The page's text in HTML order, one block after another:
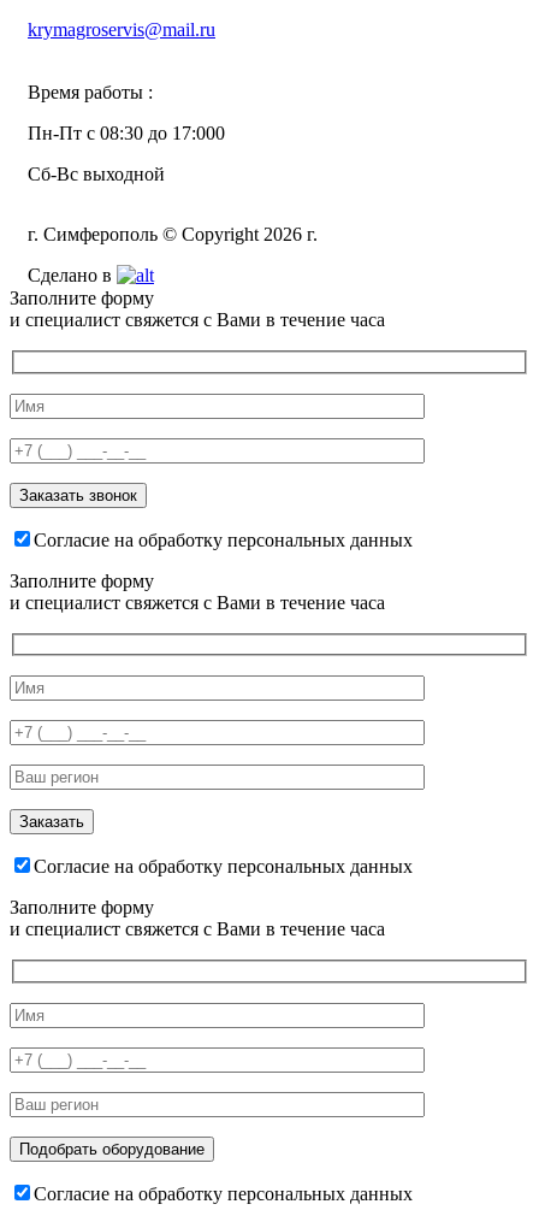
krymagroservis@mail.ru
Время работы :
Пн-Пт с 08:30 до 17:000
Сб-Вс выходной
г. Симферополь © Copyright 2026 г.
Сделано в
Заполните форму
и специалист свяжется с Вами в течение часа
Согласие на обработку персональных данных
Заполните форму
и специалист свяжется с Вами в течение часа
Согласие на обработку персональных данных
Заполните форму
и специалист свяжется с Вами в течение часа
Согласие на обработку персональных данных